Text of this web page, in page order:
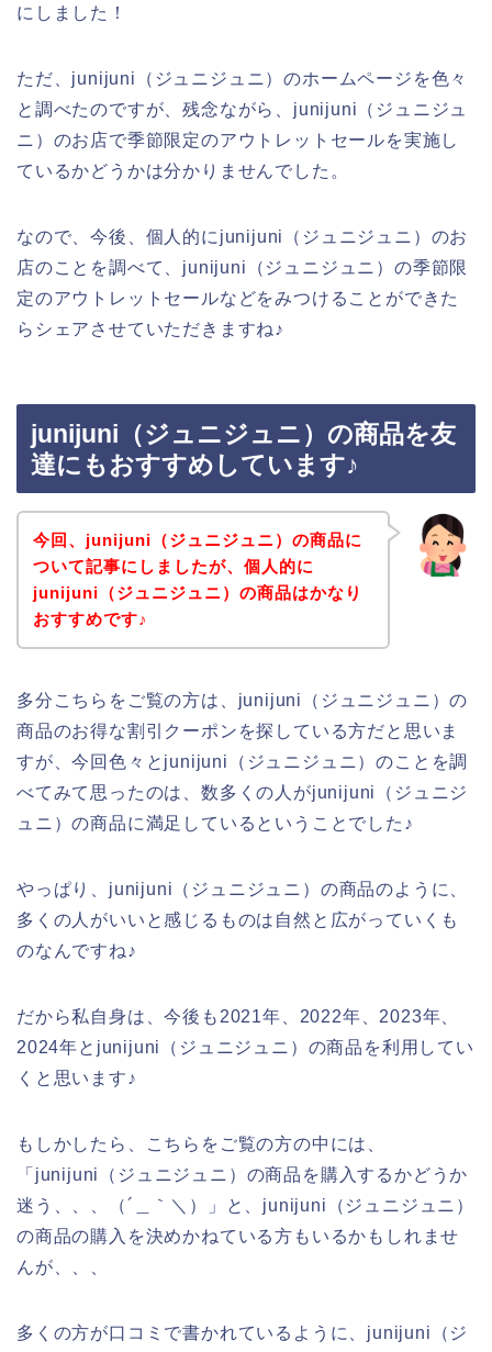
にしました！
ただ、junijuni（ジュニジュニ）のホームページを色々
と調べたのですが、残念ながら、junijuni（ジュニジュ
ニ）のお店で季節限定のアウトレットセールを実施し
ているかどうかは分かりませんでした。
なので、今後、個人的にjunijuni（ジュニジュニ）のお
店のことを調べて、junijuni（ジュニジュニ）の季節限
定のアウトレットセールなどをみつけることができた
らシェアさせていただきますね♪
junijuni（ジュニジュニ）の商品を友
達にもおすすめしています♪
今回、junijuni（ジュニジュニ）の商品に
ついて記事にしましたが、個人的に
junijuni（ジュニジュニ）の商品はかなり
おすすめです♪
多分こちらをご覧の方は、junijuni（ジュニジュニ）の
商品のお得な割引クーポンを探している方だと思いま
すが、今回色々とjunijuni（ジュニジュニ）のことを調
べてみて思ったのは、数多くの人がjunijuni（ジュニジ
ュニ）の商品に満足しているということでした♪
やっぱり、junijuni（ジュニジュニ）の商品のように、
多くの人がいいと感じるものは自然と広がっていくも
のなんですね♪
だから私自身は、今後も2021年、2022年、2023年、
2024年とjunijuni（ジュニジュニ）の商品を利用してい
くと思います♪
もしかしたら、こちらをご覧の方の中には、
「junijuni（ジュニジュニ）の商品を購入するかどうか
迷う、、、（´＿｀＼）」と、junijuni（ジュニジュニ）
の商品の購入を決めかねている方もいるかもしれませ
んが、、、
多くの方が口コミで書かれているように、junijuni（ジ